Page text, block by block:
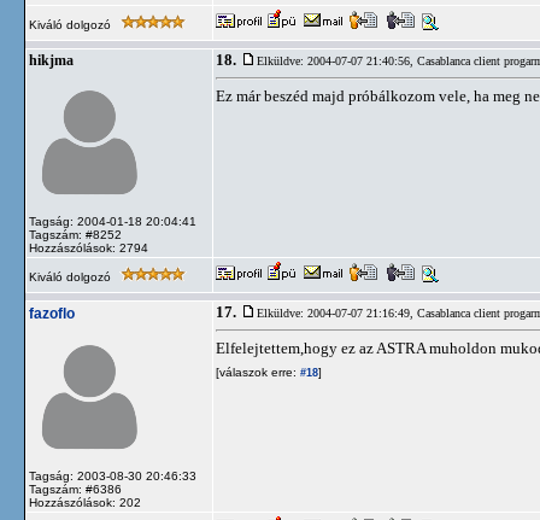
Kiváló dolgozó
hikjma
Tagság: 2004-01-18 20:04:41
Tagszám: #8252
Hozzászólások: 2794
18. Elküldve: 2004-07-07 21:40:56, Casablanca client
Ez már beszéd majd próbálkozom vele, ha meg
Kiváló dolgozó
fazoflo
Tagság: 2003-08-30 20:46:33
Tagszám: #6386
Hozzászólások: 202
17. Elküldve: 2004-07-07 21:16:49, Casablanca client
Elfelejtettem,hogy ez az ASTRA muholdon
[válaszok erre: #18]